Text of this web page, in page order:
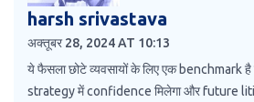
harsh srivastava
अक्तूबर 28, 2024 AT 10:13
ये फैसला छोटे व्यवसायों के लिए एक benchmark
strategy में confidence मिलेगा और future